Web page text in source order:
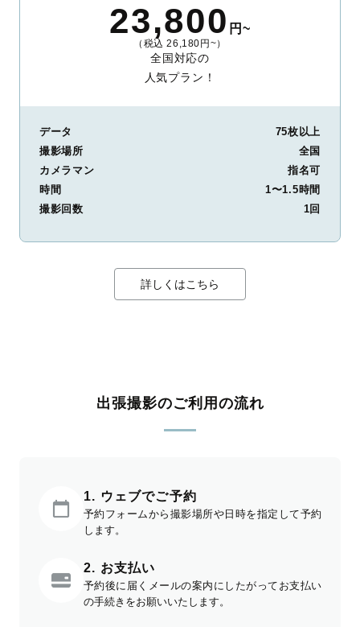
23,800 円~
（税込 26,180円~）
全国対応の
人気プラン！
データ
75枚以上
撮影場所
全国
カメラマン
指名可
時間
1〜1.5時間
撮影回数
1回
詳しくはこちら
出張撮影のご利用の流れ
1. ウェブでご予約
予約フォームから撮影場所や日時を指定して予約
します。
2. お支払い
予約後に届くメールの案内にしたがってお支払い
の手続きをお願いいたします。